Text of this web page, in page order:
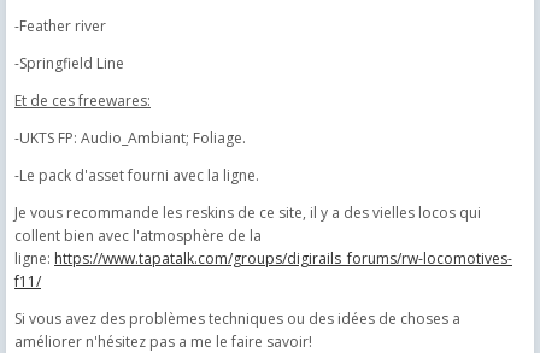
-Feather river
-Springfield Line
Et de ces freewares:
-UKTS FP: Audio_Ambiant; Foliage.
-Le pack d'asset fourni avec la ligne.
Je vous recommande les reskins de ce site, il y a des vielles locos qui
collent bien avec l'atmosphère de la
ligne: https://www.tapatalk.com/groups/digirails_forums/rw-locomotives-
f11/
Si vous avez des problèmes techniques ou des idées de choses a
améliorer n'hésitez pas a me le faire savoir!